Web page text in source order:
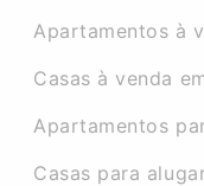
Apartamentos à
Casas à venda
Apartamentos
Casas para